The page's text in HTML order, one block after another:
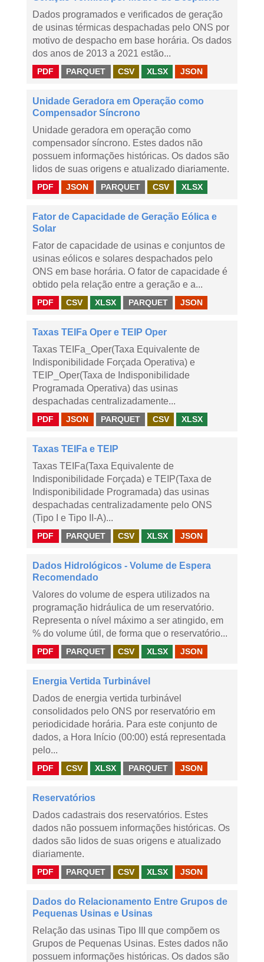
Dados programados e verificados de geração
de usinas térmicas despachadas pelo ONS por
motivo de despacho em base horária. Os dados
dos anos de 2013 a 2021 estão...
PDF PARQUET CSV XLSX JSON
Unidade Geradora em Operação como
Compensador Síncrono
Unidade geradora em operação como
compensador síncrono. Estes dados não
possuem informações históricas. Os dados são
lidos de suas origens e atualizado diariamente.
PDF JSON PARQUET CSV XLSX
Fator de Capacidade de Geração Eólica e
Solar
Fator de capacidade de usinas e conjuntos de
usinas eólicos e solares despachados pelo
ONS em base horária. O fator de capacidade é
obtido pela relação entre a geração e a...
PDF CSV XLSX PARQUET JSON
Taxas TEIFa Oper e TEIP Oper
Taxas TEIFa_Oper(Taxa Equivalente de
Indisponibilidade Forçada Operativa) e
TEIP_Oper(Taxa de Indisponibilidade
Programada Operativa) das usinas
despachadas centralizadamente...
PDF JSON PARQUET CSV XLSX
Taxas TEIFa e TEIP
Taxas TEIFa(Taxa Equivalente de
Indisponibilidade Forçada) e TEIP(Taxa de
Indisponibilidade Programada) das usinas
despachadas centralizadamente pelo ONS
(Tipo I e Tipo II-A)...
PDF PARQUET CSV XLSX JSON
Dados Hidrológicos - Volume de Espera
Recomendado
Valores do volume de espera utilizados na
programação hidráulica de um reservatório.
Representa o nível máximo a ser atingido, em
% do volume útil, de forma que o reservatório...
PDF PARQUET CSV XLSX JSON
Energia Vertida Turbinável
Dados de energia vertida turbinável
consolidados pelo ONS por reservatório em
periodicidade horária. Para este conjunto de
dados, a Hora Início (00:00) está representada
pelo...
PDF CSV XLSX PARQUET JSON
Reservatórios
Dados cadastrais dos reservatórios. Estes
dados não possuem informações históricas. Os
dados são lidos de suas origens e atualizado
diariamente.
PDF PARQUET CSV XLSX JSON
Dados do Relacionamento Entre Grupos de
Pequenas Usinas e Usinas
Relação das usinas Tipo III que compõem os
Grupos de Pequenas Usinas. Estes dados não
possuem informações históricas. Os dados são